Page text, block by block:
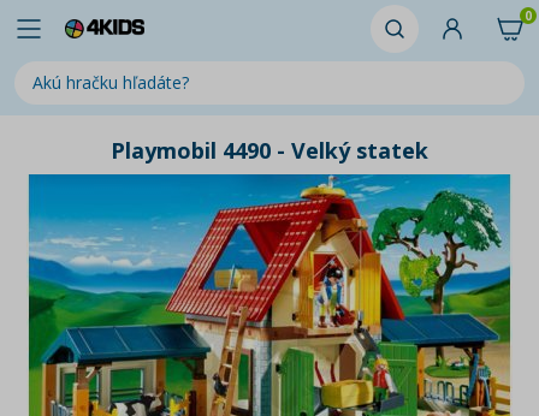
0
Playmobil 4490 - Velký statek